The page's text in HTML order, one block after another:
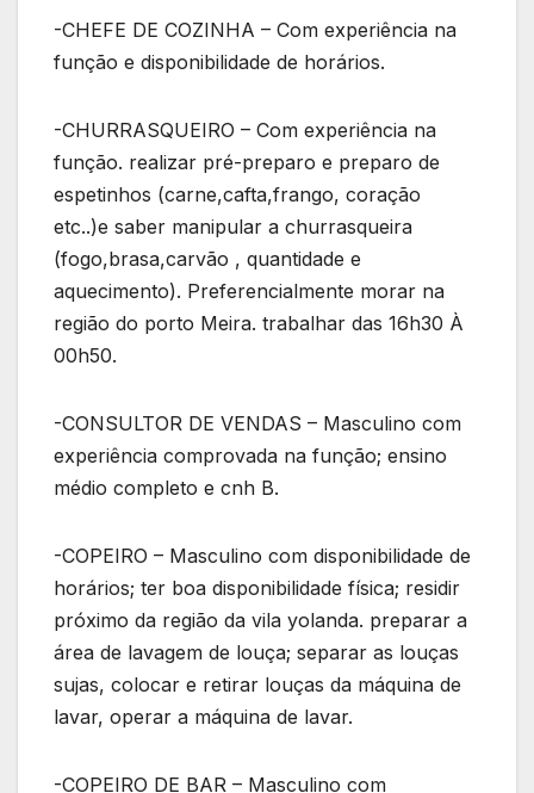
-CHEFE DE COZINHA – Com experiência na
função e disponibilidade de horários.
-CHURRASQUEIRO – Com experiência na
função. realizar pré-preparo e preparo de
espetinhos (carne,cafta,frango, coração
etc..)e saber manipular a churrasqueira
(fogo,brasa,carvão , quantidade e
aquecimento). Preferencialmente morar na
região do porto Meira. trabalhar das 16h30 À
00h50.
-CONSULTOR DE VENDAS – Masculino com
experiência comprovada na função; ensino
médio completo e cnh B.
-COPEIRO – Masculino com disponibilidade de
horários; ter boa disponibilidade física; residir
próximo da região da vila yolanda. preparar a
área de lavagem de louça; separar as louças
sujas, colocar e retirar louças da máquina de
lavar, operar a máquina de lavar.
-COPEIRO DE BAR – Masculino com